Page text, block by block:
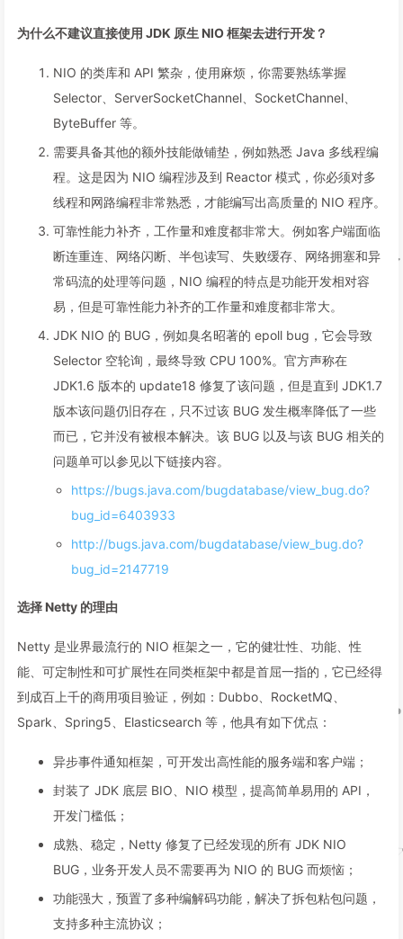
为什么不建议直接使用 JDK 原生 NIO 框架去进行开发？
NIO 的类库和 API 繁杂，使用麻烦，你需要熟练掌握
Selector、ServerSocketChannel、SocketChannel、
ByteBuffer 等。
需要具备其他的额外技能做铺垫，例如熟悉 Java 多线程编
程。这是因为 NIO 编程涉及到 Reactor 模式，你必须对多
线程和网路编程非常熟悉，才能编写出高质量的 NIO 程序。
可靠性能力补齐，工作量和难度都非常大。例如客户端面临
断连重连、网络闪断、半包读写、失败缓存、网络拥塞和异
常码流的处理等问题，NIO 编程的特点是功能开发相对容
易，但是可靠性能力补齐的工作量和难度都非常大。
JDK NIO 的 BUG，例如臭名昭著的 epoll bug，它会导致
Selector 空轮询，最终导致 CPU 100%。官方声称在
JDK1.6 版本的 update18 修复了该问题，但是直到 JDK1.7
版本该问题仍旧存在，只不过该 BUG 发生概率降低了一些
而已，它并没有被根本解决。该 BUG 以及与该 BUG 相关的
问题单可以参见以下链接内容。
https://bugs.java.com/bugdatabase/view_bug.do?
bug_id=6403933
http://bugs.java.com/bugdatabase/view_bug.do?
bug_id=2147719
选择 Netty 的理由
Netty 是业界最流行的 NIO 框架之一，它的健壮性、功能、性
能、可定制性和可扩展性在同类框架中都是首屈一指的，它已经得
到成百上千的商用项目验证，例如：Dubbo、RocketMQ、
Spark、Spring5、Elasticsearch 等，他具有如下优点：
异步事件通知框架，可开发出高性能的服务端和客户端；
封装了 JDK 底层 BIO、NIO 模型，提高简单易用的 API，
开发门槛低；
成熟、稳定，Netty 修复了已经发现的所有 JDK NIO
BUG，业务开发人员不需要再为 NIO 的 BUG 而烦恼；
功能强大，预置了多种编解码功能，解决了拆包粘包问题，
支持多种主流协议；